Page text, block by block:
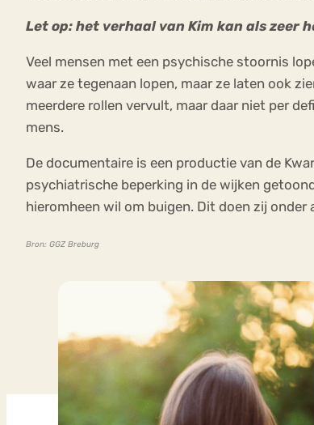
Let op: het verhaal van Kim kan als zeer
Veel mensen met een psychische stoornis
waar ze tegenaan lopen, maar ze laten ook
meerdere rollen vervult, maar daar niet per
mens.
De documentaire is een productie van de
psychiatrische beperking in de wijken
hieromheen wil om buigen. Dit doen zij
Bron: GGZ Breburg